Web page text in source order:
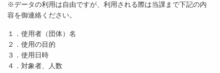
※データの利用は自由ですが、利用される際は当課まで下記の内
容を御連絡ください。
１．使用者（団体）名
２．使用の目的
３．使用日時
４．対象者、人数